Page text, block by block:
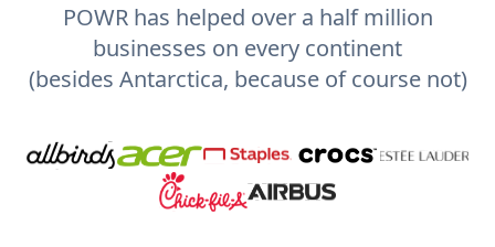
POWR has helped over a half million
businesses on every continent
(besides Antarctica, because of course not)